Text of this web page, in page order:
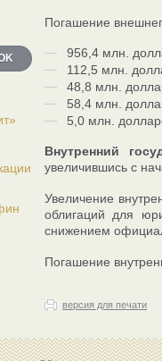
Погашение
956,4 млн.
112,5 млн.
48,8 млн.
58,4 млн.
5,0 млн.
Внутренний
увеличившись с
Увеличение
облигаций для
снижением
Погашение
версия для печати